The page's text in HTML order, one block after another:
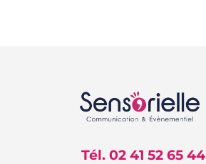
Tél. 02 41 52 65 44